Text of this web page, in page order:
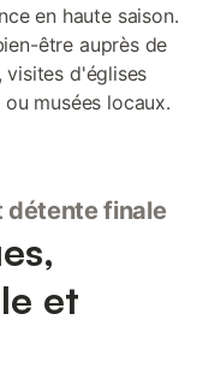
en haute saison.
être auprès de
d'églises
musées locaux.
détente finale
et